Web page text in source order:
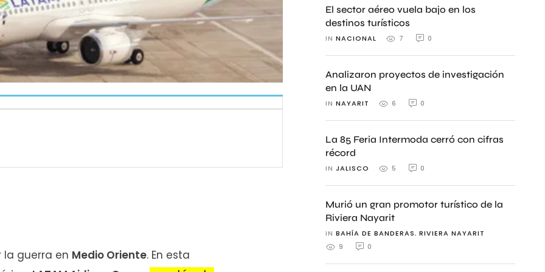
guerra en Medio Oriente. En esta
El sector aéreo vuela bajo en los
destinos turísticos
IN NACIONAL 7 0
Analizaron proyectos de investigación
en la UAN
IN NAYARIT 6 0
La 85 Feria Intermoda cerró con cifras
récord
IN JALISCO 5 0
Murió un gran promotor turístico de la
Riviera Nayarit
IN BAHÍA DE BANDERAS, RIVIERA NAYARIT
9
0